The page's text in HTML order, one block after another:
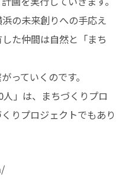
の未来創りへの手応え
た仲間は自然と「まち
っていくのです。
」は、まちづくりプロ
りプロジェクトでもあり